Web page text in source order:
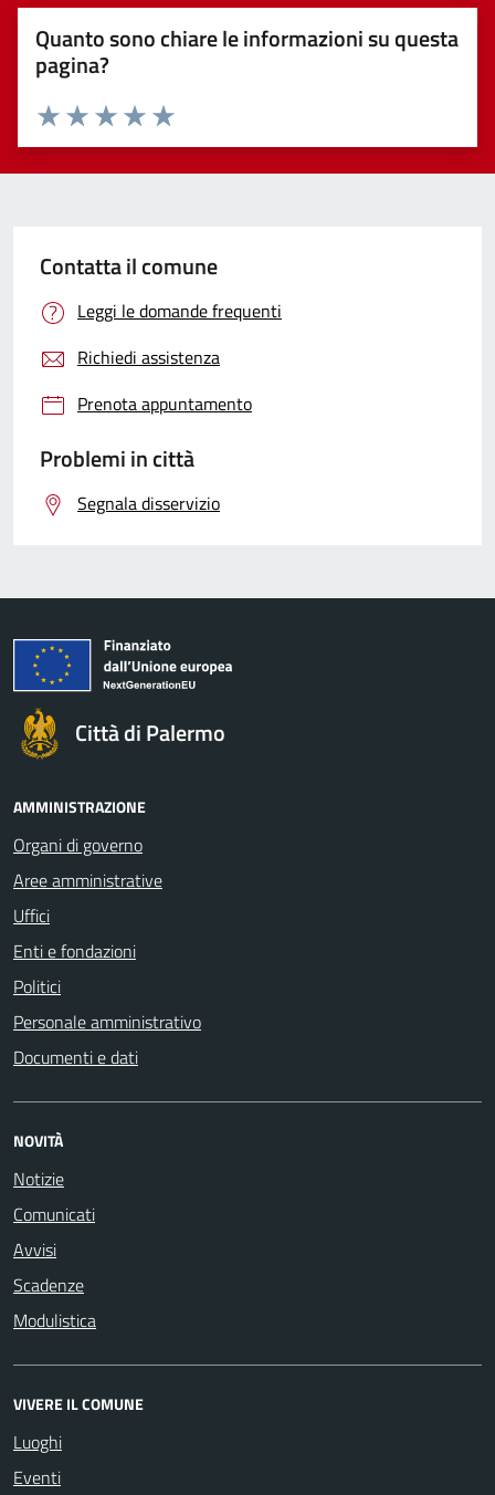
Quanto sono chiare le informazioni su questa
pagina?
Valuta 5 stelle su 5
Valuta 4 stelle su 5
Valuta 3 stelle su 5
Valuta 2 stelle su 5
Valuta 1 stelle su 5
Contatta il comune
Leggi le domande frequenti
Richiedi assistenza
Prenota appuntamento
Problemi in città
Segnala disservizio
Città di Palermo
AMMINISTRAZIONE
Organi di governo
Aree amministrative
Uffici
Enti e fondazioni
Politici
Personale amministrativo
Documenti e dati
NOVITÀ
Notizie
Comunicati
Avvisi
Scadenze
Modulistica
VIVERE IL COMUNE
Luoghi
Eventi